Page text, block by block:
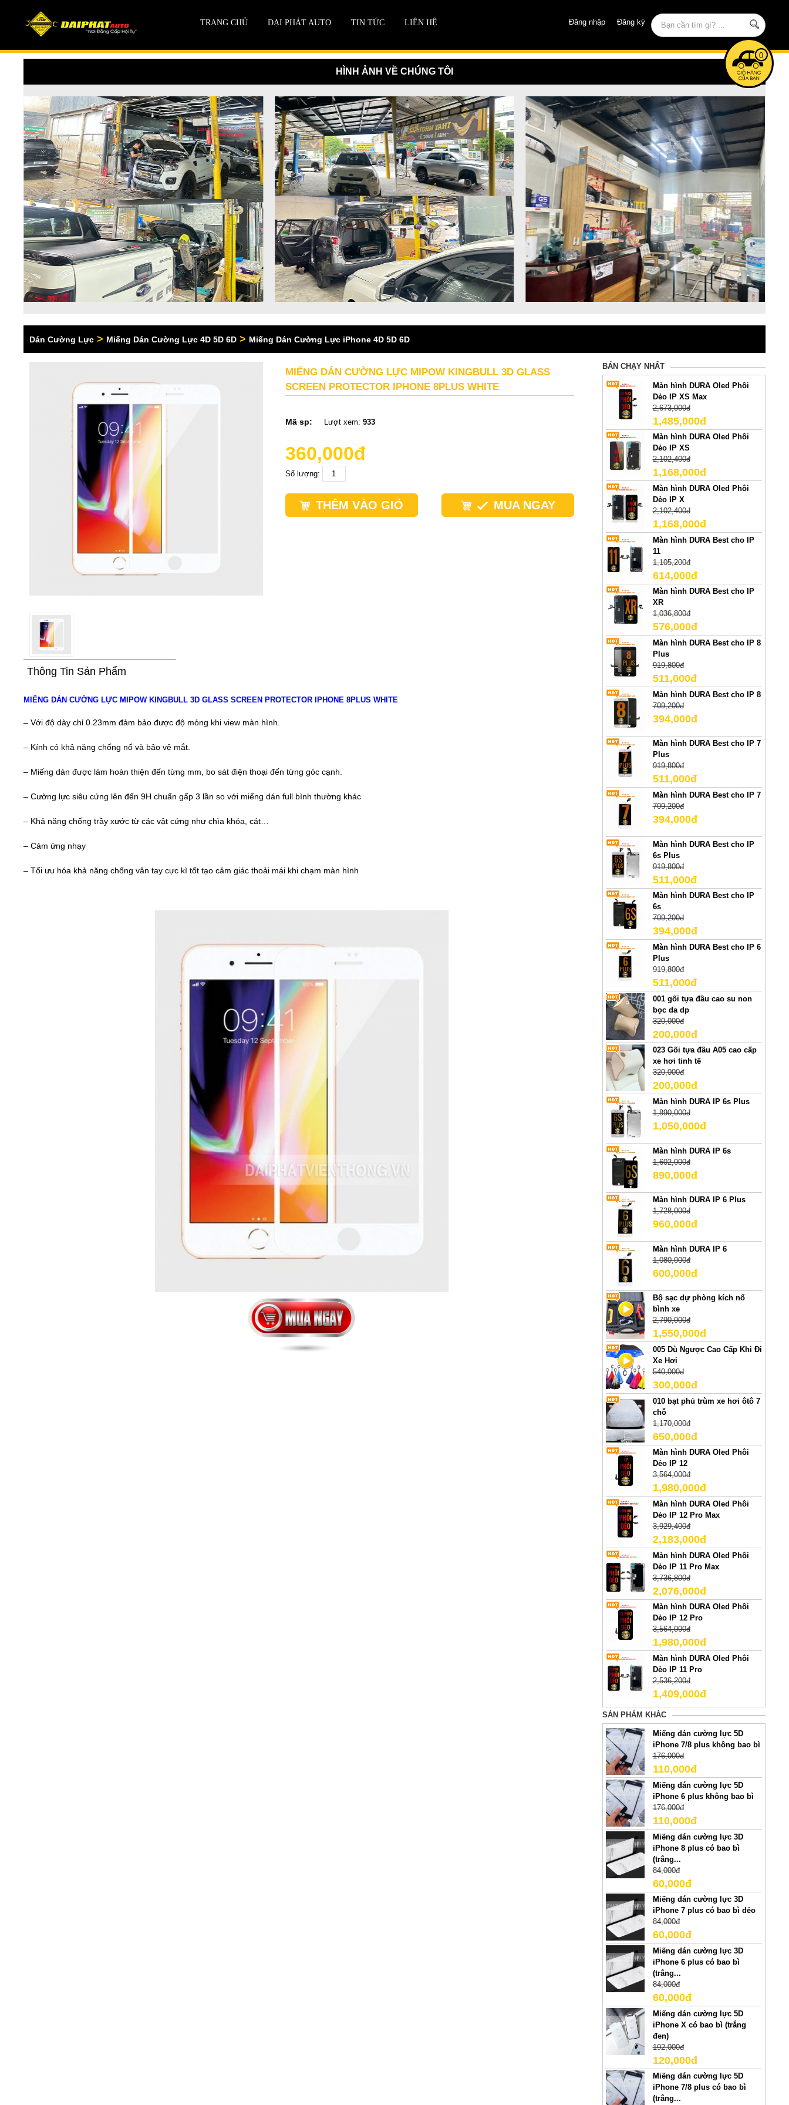
Đăng nhập Đăng ký
TRANG CHỦ ĐẠI PHÁT AUTO TIN TỨC LIÊN HỆ
0
HÌNH ẢNH VỀ CHÚNG TÔI
Dán Cường Lực > Miếng Dán Cường Lực 4D 5D 6D > Miếng Dán Cường Lực iPhone 4D 5D 6D
MIẾNG DÁN CƯỜNG LỰC MIPOW KINGBULL 3D GLASS
SCREEN PROTECTOR IPHONE 8PLUS WHITE
Mã sp: Lượt xem: 933
360,000đ
Số lượng:
THÊM VÀO GIỎ MUA NGAY
Thông Tin Sản Phẩm
MIẾNG DÁN CƯỜNG LỰC MIPOW KINGBULL 3D GLASS SCREEN PROTECTOR IPHONE 8PLUS WHITE
– Với độ dày chỉ 0.23mm đảm bảo được độ mỏng khi view màn hình.
– Kính có khả năng chống nổ và bảo vệ mắt.
– Miếng dán được làm hoàn thiện đến từng mm, bo sát điện thoại đến từng góc cạnh.
– Cường lực siêu cứng lên đến 9H chuẩn gấp 3 lần so với miếng dán full bình thường khác
– Khả năng chống trầy xước từ các vật cứng như chìa khóa, cát…
– Cảm ứng nhạy
– Tối ưu hóa khả năng chống vân tay cực kì tốt tạo cảm giác thoải mái khi chạm màn hình
BÁN CHẠY NHẤT
Màn hình DURA Oled Phôi
Dẻo IP XS Max
2,673,000đ
1,485,000đ
Màn hình DURA Oled Phôi
Dẻo IP XS
2,102,400đ
1,168,000đ
Màn hình DURA Oled Phôi
Dẻo IP X
2,102,400đ
1,168,000đ
Màn hình DURA Best cho IP
11
1,105,200đ
614,000đ
Màn hình DURA Best cho IP
XR
1,036,800đ
576,000đ
Màn hình DURA Best cho IP 8
Plus
919,800đ
511,000đ
Màn hình DURA Best cho IP 8
709,200đ
394,000đ
Màn hình DURA Best cho IP 7
Plus
919,800đ
511,000đ
Màn hình DURA Best cho IP 7
709,200đ
394,000đ
Màn hình DURA Best cho IP
6s Plus
919,800đ
511,000đ
Màn hình DURA Best cho IP
6s
709,200đ
394,000đ
Màn hình DURA Best cho IP 6
Plus
919,800đ
511,000đ
001 gối tựa đầu cao su non
bọc da dp
320,000đ
200,000đ
023 Gối tựa đầu A05 cao cấp
xe hơi tinh tế
320,000đ
200,000đ
Màn hình DURA IP 6s Plus
1,890,000đ
1,050,000đ
Màn hình DURA IP 6s
1,602,000đ
890,000đ
Màn hình DURA IP 6 Plus
1,728,000đ
960,000đ
Màn hình DURA IP 6
1,080,000đ
600,000đ
Bộ sạc dự phòng kích nổ
bình xe
2,790,000đ
1,550,000đ
005 Dù Ngược Cao Cấp Khi Đi
Xe Hơi
540,000đ
300,000đ
010 bạt phủ trùm xe hơi ôtô 7
chỗ
1,170,000đ
650,000đ
Màn hình DURA Oled Phôi
Dẻo IP 12
3,564,000đ
1,980,000đ
Màn hình DURA Oled Phôi
Dẻo IP 12 Pro Max
3,929,400đ
2,183,000đ
Màn hình DURA Oled Phôi
Dẻo IP 11 Pro Max
3,736,800đ
2,076,000đ
Màn hình DURA Oled Phôi
Dẻo IP 12 Pro
3,564,000đ
1,980,000đ
Màn hình DURA Oled Phôi
Dẻo IP 11 Pro
2,536,200đ
1,409,000đ
SẢN PHẢM KHÁC
Miếng dán cường lực 5D
iPhone 7/8 plus không bao bì
176,000đ
110,000đ
Miếng dán cường lực 5D
iPhone 6 plus không bao bì
176,000đ
110,000đ
Miếng dán cường lực 3D
iPhone 8 plus có bao bì
(trắng...
84,000đ
60,000đ
Miếng dán cường lực 3D
iPhone 7 plus có bao bì dẻo
84,000đ
60,000đ
Miếng dán cường lực 3D
iPhone 6 plus có bao bì
(trắng...
84,000đ
60,000đ
Miếng dán cường lực 5D
iPhone X có bao bì (trắng
đen)
192,000đ
120,000đ
Miếng dán cường lực 5D
iPhone 7/8 plus có bao bì
(trắng...